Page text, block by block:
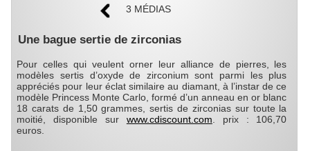
3 MÉDIAS
Une bague sertie de zirconias
Pour celles qui veulent orner leur alliance de pierres, les
modèles sertis d’oxyde de zirconium sont parmi les plus
appréciés pour leur éclat similaire au diamant, à l’instar de ce
modèle Princess Monte Carlo, formé d’un anneau en or blanc
18 carats de 1,50 grammes, sertis de zirconias sur toute la
moitié, disponible sur www.cdiscount.com. prix : 106,70
euros.